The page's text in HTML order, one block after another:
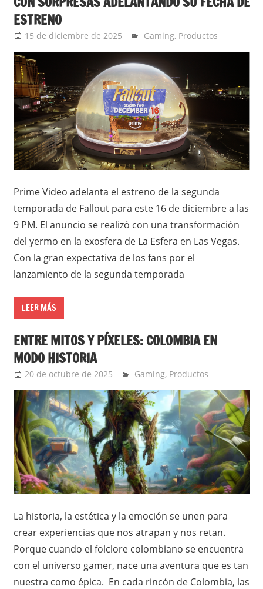
ESTRENO
15 de diciembre de 2025 Ernesto Herrera
Gaming, Productos
Prime Video adelanta el estreno de la segunda
temporada de Fallout para este 16 de diciembre a las
9 PM. El anuncio se realizó con una transformación
del yermo en la exosfera de La Esfera en Las Vegas.
Con la gran expectativa de los fans por el
lanzamiento de la segunda temporada
LEER MÁS
ENTRE MITOS Y PÍXELES: COLOMBIA EN
MODO HISTORIA
20 de octubre de 2025 Ernesto Herrera
Gaming, Productos
La historia, la estética y la emoción se unen para
crear experiencias que nos atrapan y nos retan.
Porque cuando el folclore colombiano se encuentra
con el universo gamer, nace una aventura que es tan
nuestra como épica. En cada rincón de Colombia, las